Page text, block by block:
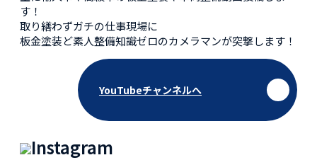
す！
取り繕わずガチの仕事現場に
板金塗装ど素人整備知識ゼロのカメラマンが突撃します！
YouTubeチャンネルへ
Instagram